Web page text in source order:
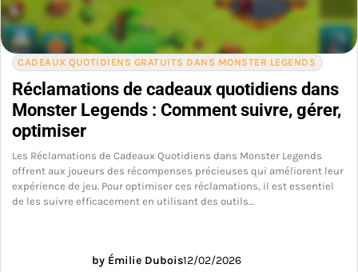
CADEAUX QUOTIDIENS GRATUITS DANS MONSTER LEGENDS
Réclamations de cadeaux quotidiens dans
Monster Legends : Comment suivre, gérer,
optimiser
Les Réclamations de Cadeaux Quotidiens dans Monster Legends
offrent aux joueurs des récompenses précieuses qui améliorent leur
expérience de jeu. Pour optimiser ces réclamations, il est essentiel
de les suivre efficacement en utilisant des outils…
by Émilie Dubois12/02/2026